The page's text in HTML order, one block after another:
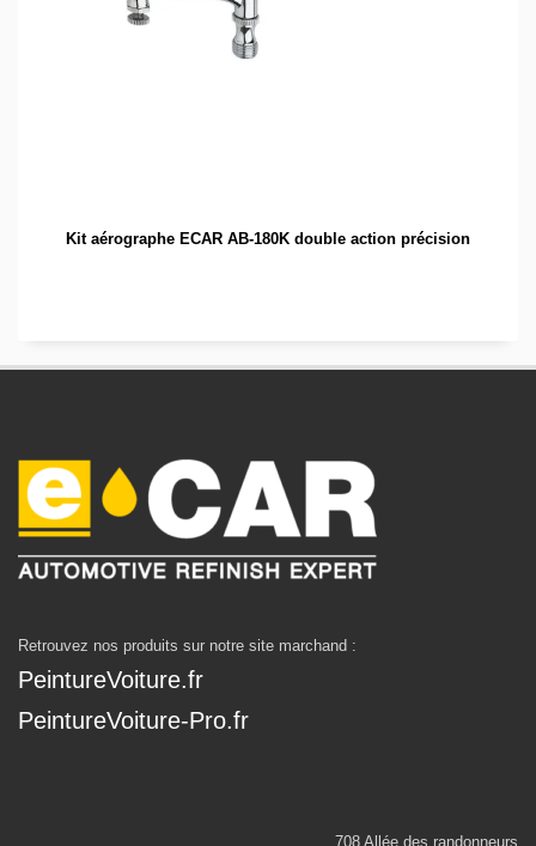
Kit aérographe ECAR AB-180K double action précision
Retrouvez nos produits sur notre site marchand :
PeintureVoiture.fr
PeintureVoiture-Pro.fr
708 Allée des randonneurs